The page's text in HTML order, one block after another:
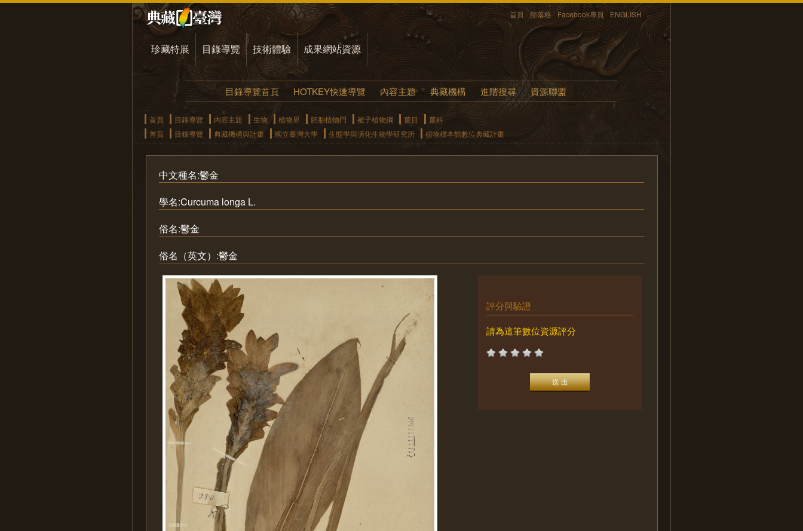
首頁 部落格 Facebook專頁 ENGLISH
珍藏特展 目錄導覽 技術體驗 成果網站資源
目錄導覽首頁 HOTKEY快速導覽 內容主題 典藏機構 進階搜尋 資源聯盟
首頁 目錄導覽 內容主題 生物 植物界 胚胎植物門 被子植物綱 薑目
薑科
首頁
目錄導覽 典藏機構與計畫 國立臺灣大學 生態學與演化生物學研究所 植物標本館數位典藏計畫
中文種名:鬱金
學名:Curcuma longa L.
俗名:鬱金
俗名（英文）:鬱金
評分與驗證
請為這筆數位資源評分